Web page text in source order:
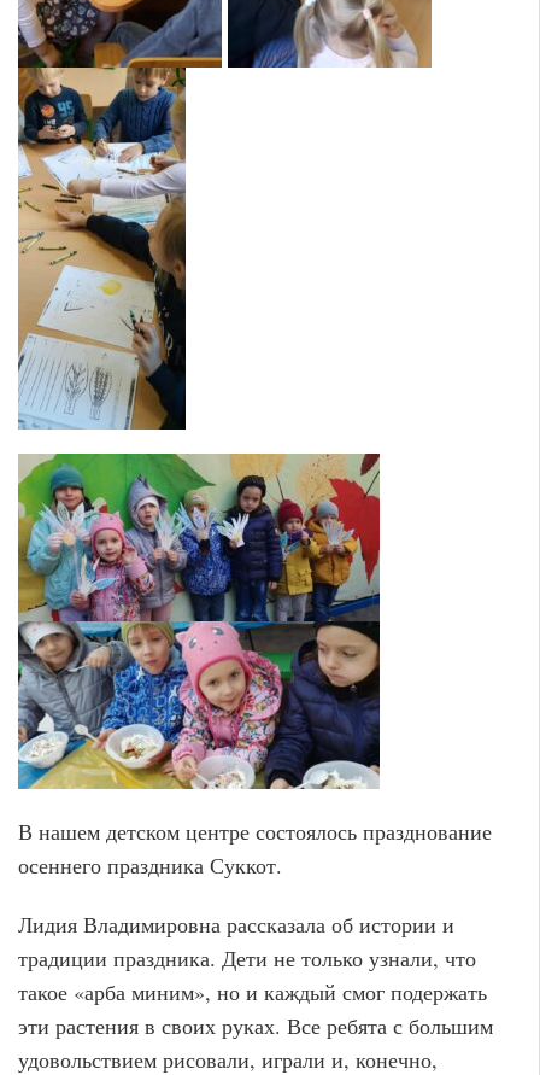
В нашем детском центре состоялось празднование
осеннего праздника Суккот.
Лидия Владимировна рассказала об истории и
традиции праздника. Дети не только узнали, что
такое «арба миним», но и каждый смог подержать
эти растения в своих руках. Все ребята с большим
удовольствием рисовали, играли и, конечно,